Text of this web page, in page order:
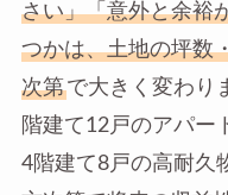
さい」「意外と余裕
つかは、土地の坪数
次第で大きく変わり
階建て12戸のアパー
4階建て8戸の高耐久